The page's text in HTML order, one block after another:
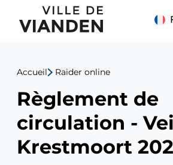
Règlement
de
circulation
Veiner
Krestmoort
Menu
navigation
principal
Accueil Raider online
Règlement de
circulation -
Krestmoort